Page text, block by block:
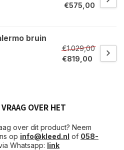
€575,00
bruin
€1.029,00
€819,00
OVER HET
over dit product? Neem
op info@kleed.nl of 058-
Whatsapp: link